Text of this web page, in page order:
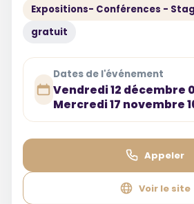
Expositions- Conférences -
gratuit
Dates de l'événement
Vendredi 12 décembre
Mercredi 17 novembre
Appeler
Voir le site